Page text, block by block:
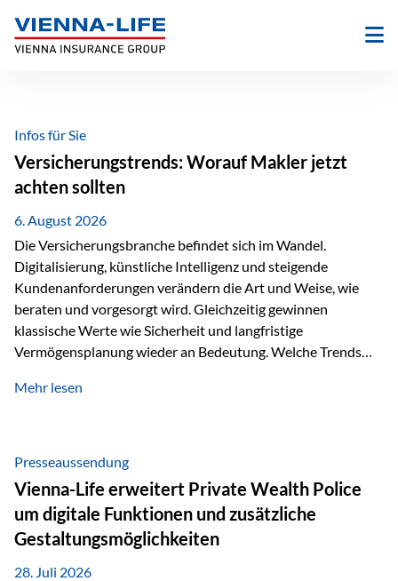
Inhalt
springen
Infos für Sie
Versicherungstrends: Worauf Makler jetzt
achten sollten
6. August 2026
Die Versicherungsbranche befindet sich im Wandel.
Digitalisierung, künstliche Intelligenz und steigende
Kundenanforderungen verändern die Art und Weise, wie
beraten und vorgesorgt wird. Gleichzeitig gewinnen
klassische Werte wie Sicherheit und langfristige
Vermögensplanung wieder an Bedeutung. Welche Trends
Blick behalten? Digitalisierung und KI verändern die
administrative Aufgaben, beschleunigen Abläufe und
schaffen mehr Zeit für das Wesentliche: die persönliche
Beratung. Gerade deshalb wird die individuelle Betreuung
zum entscheidenden Erfolgsfaktor. Technologie kann
unterstützen, Vertrauen entsteht jedoch weiterhin im
persönlichen Gespräch. Bei der Vienna-Life reagieren…
Mehr lesen
Presseaussendung
Vienna-Life erweitert Private Wealth Police
um digitale Funktionen und zusätzliche
Gestaltungsmöglichkeiten
28. Juli 2026